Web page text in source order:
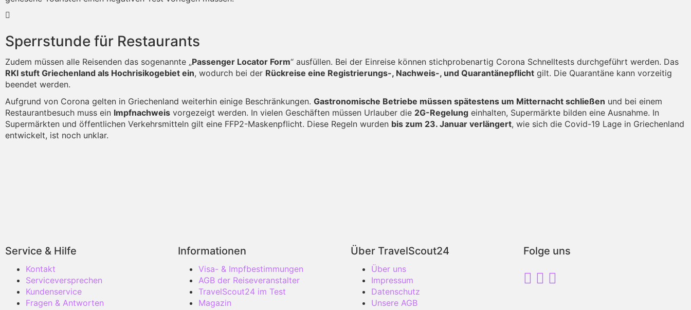
Sperrstunde für Restaurants
Zudem müssen alle Reisenden das sogenannte „Passenger Locator Form“ ausfüllen. Bei der Einreise können stichprobenartig Corona Schnelltests durchgeführt werden. Das
RKI stuft Griechenland als Hochrisikogebiet ein, wodurch bei der Rückreise eine Registrierungs-, Nachweis-, und Quarantänepflicht gilt. Die Quarantäne kann vorzeitig
beendet werden.
Aufgrund von Corona gelten in Griechenland weiterhin einige Beschränkungen. Gastronomische Betriebe müssen spätestens um Mitternacht schließen und bei einem
Restaurantbesuch muss ein Impfnachweis vorgezeigt werden. In vielen Geschäften müssen Urlauber die 2G-Regelung einhalten, Supermärkte bilden eine Ausnahme. In
Supermärkten und öffentlichen Verkehrsmitteln gilt eine FFP2-Maskenpflicht. Diese Regeln wurden bis zum 23. Januar verlängert, wie sich die Covid-19 Lage in Griechenland
entwickelt, ist noch unklar.
Service & Hilfe
Kontakt
Serviceversprechen
Kundenservice
Fragen & Antworten
Informationen
Visa- & Impfbestimmungen
AGB der Reiseveranstalter
TravelScout24 im Test
Magazin
Über TravelScout24
Über uns
Impressum
Datenschutz
Unsere AGB
Folge uns